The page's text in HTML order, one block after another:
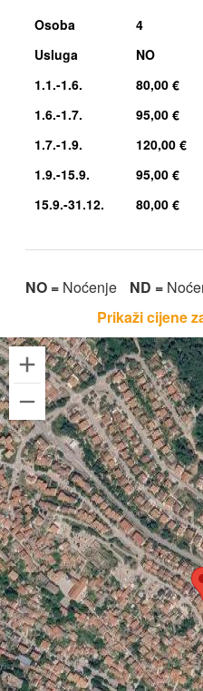
Osoba
4
Usluga
NO
1.1.-1.6.
80,00 €
1.6.-1.7.
95,00 €
1.7.-1.9.
120,00 €
1.9.-15.9.
95,00 €
15.9.-31.12.
80,00 €
NO = Noćenje ND =
Prikaži cijene